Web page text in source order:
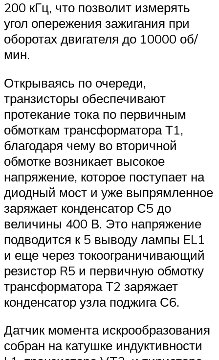
200 кГц, что позволит измерять
угол опережения зажигания при
оборотах двигателя до 10000 об/
мин.
Открываясь по очереди,
транзисторы обеспечивают
протекание тока по первичным
обмоткам трансформатора Т1,
благодаря чему во вторичной
обмотке возникает высокое
напряжение, которое поступает на
диодный мост и уже выпрямленное
заряжает конденсатор С5 до
величины 400 В. Это напряжение
подводится к 5 выводу лампы EL1
и еще через токоограничивающий
резистор R5 и первичную обмотку
трансформатора Т2 заряжает
конденсатор узла поджига С6.
Датчик момента искрообразования
собран на катушке индуктивности